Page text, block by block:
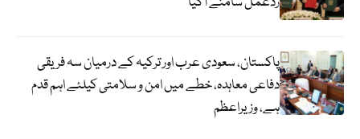
پاکستان، سعودی عرب اور ترکیہ کے درمیان سہ فریقی
دفاعی معاہدہ، خطے میں امن و سلامتی کیلئے اہم قدم
ہے، وزیراعظم